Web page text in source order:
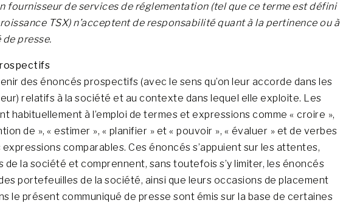
fournisseur de services de réglementation (tel que ce terme est défini
TSX) n’acceptent de responsabilité quant à la pertinence ou à
presse.
des énoncés prospectifs (avec le sens qu’on leur accorde dans les
relatifs à la société et au contexte dans lequel elle exploite. Les
habituellement à l’emploi de termes et expressions comme « croire »,
de », « estimer », « planifier » et « pouvoir », « évaluer » et de verbes
comparables. Ces énoncés s’appuient sur les attentes,
la société et comprennent, sans toutefois s’y limiter, les énoncés
portefeuilles de la société, ainsi que leurs occasions de placement
le présent communiqué de presse sont émis sur la base de certaines